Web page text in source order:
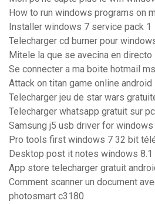
How to run windows programs on
Installer windows 7 service pack 1
Telecharger cd burner pour
Mitele la que se avecina en directo
Se connecter a ma boite hotmail
Attack on titan game online android
Telecharger jeu de star wars
Telecharger whatsapp gratuit sur
Samsung j5 usb driver for
Pro tools first windows 7 32 bit
Desktop post it notes windows 8.1
App store telecharger gratuit
Comment scanner un document
photosmart c3180